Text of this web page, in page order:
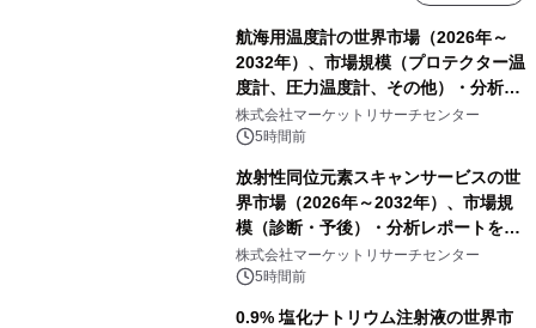
航海用温度計の世界市場（2026年～
2032年）、市場規模（プロテクター温
度計、圧力温度計、その他）・分析レ
ポートを発表
株式会社マーケットリサーチセンター
5時間前
放射性同位元素スキャンサービスの世
界市場（2026年～2032年）、市場規
模（診断・予後）・分析レポートを発
表
株式会社マーケットリサーチセンター
5時間前
0.9% 塩化ナトリウム注射液の世界市